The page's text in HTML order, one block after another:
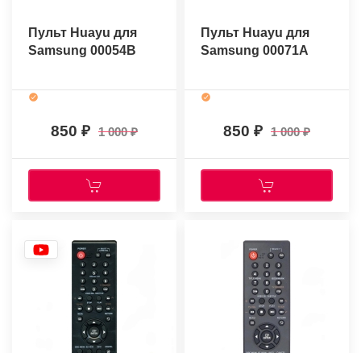
Пульт Huayu для
Samsung 00054B
850 1 000
Пульт Huayu для
Samsung 00071A
850 1 000